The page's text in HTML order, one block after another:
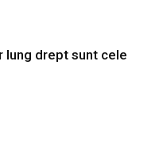
lung drept sunt cele